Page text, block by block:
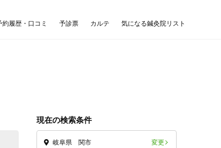
約履歴・口コミ 予診票 カルテ 気になる鍼灸院リスト
現在の検索条件
岐阜県 関市 変更